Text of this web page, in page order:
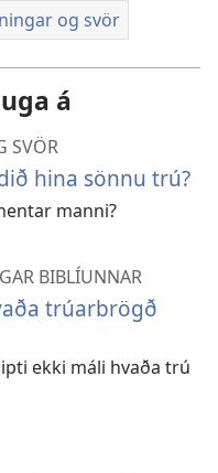
og svör
á
SVÖR
hina sönnu trú?
manni?
BIBLÍUNNAR
trúarbrögð
ekki máli hvaða trú